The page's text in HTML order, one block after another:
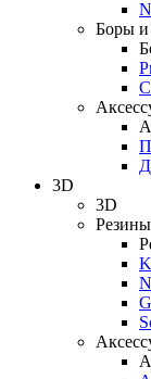
Боры
3D
3D
Резины